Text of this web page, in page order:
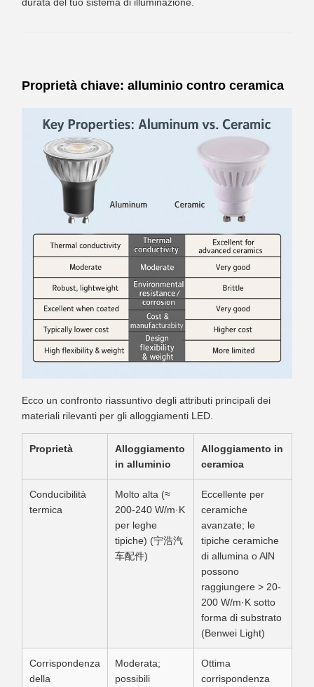
Proprietà chiave: alluminio contro ceramica
Ecco un confronto riassuntivo degli attributi principali dei
materiali rilevanti per gli alloggiamenti LED.
Proprietà
Alloggiamento
in alluminio
Alloggiamento in
ceramica
Conducibilità
termica
Molto alta (≈
200-240 W/m·K
per leghe
tipiche) (宁浩汽
车配件)
Eccellente per
ceramiche
avanzate; le
tipiche ceramiche
di allumina o AlN
possono
raggiungere > 20-
200 W/m·K sotto
forma di substrato
(Benwei Light)
Corrispondenza
della
Moderata;
possibili
Ottima
corrispondenza